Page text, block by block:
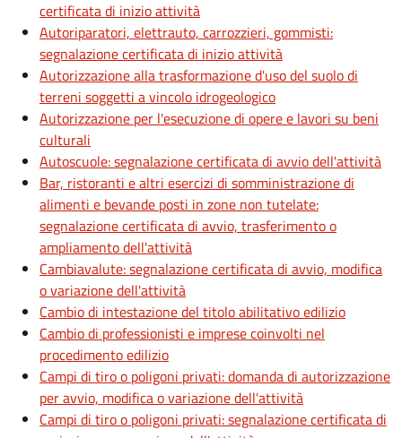
certificata di inizio attività
Autoriparatori, elettrauto, carrozzieri, gommisti:
segnalazione certificata di inizio attività
Autorizzazione alla trasformazione d'uso del suolo di
terreni soggetti a vincolo idrogeologico
Autorizzazione per l'esecuzione di opere e lavori su beni
culturali
Autoscuole: segnalazione certificata di avvio dell'attività
Bar, ristoranti e altri esercizi di somministrazione di
alimenti e bevande posti in zone non tutelate:
segnalazione certificata di avvio, trasferimento o
ampliamento dell'attività
Cambiavalute: segnalazione certificata di avvio, modifica
o variazione dell'attività
Cambio di intestazione del titolo abilitativo edilizio
Cambio di professionisti e imprese coinvolti nel
procedimento edilizio
Campi di tiro o poligoni privati: domanda di autorizzazione
per avvio, modifica o variazione dell'attività
Campi di tiro o poligoni privati: segnalazione certificata di